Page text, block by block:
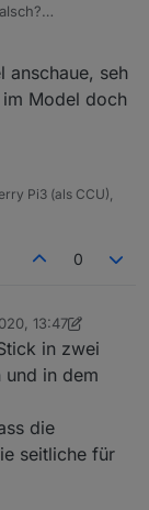
selben Seite
anschaue, seh
im Model doch
Pi3 (als CCU),
0
13:47
in zwei
und in dem
die
seitliche für